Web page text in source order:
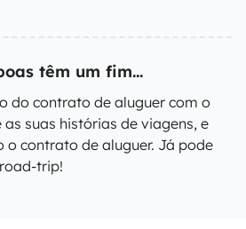
têm um fim...
do contrato de aluguer com o
suas histórias de viagens, e
o contrato de aluguer. Já pode
trip!